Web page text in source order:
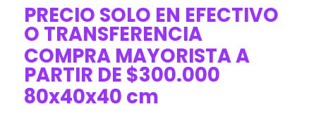
PRECIO SOLO EN EFECTIVO
O TRANSFERENCIA
COMPRA MAYORISTA A
PARTIR DE $300.000
80x40x40 cm